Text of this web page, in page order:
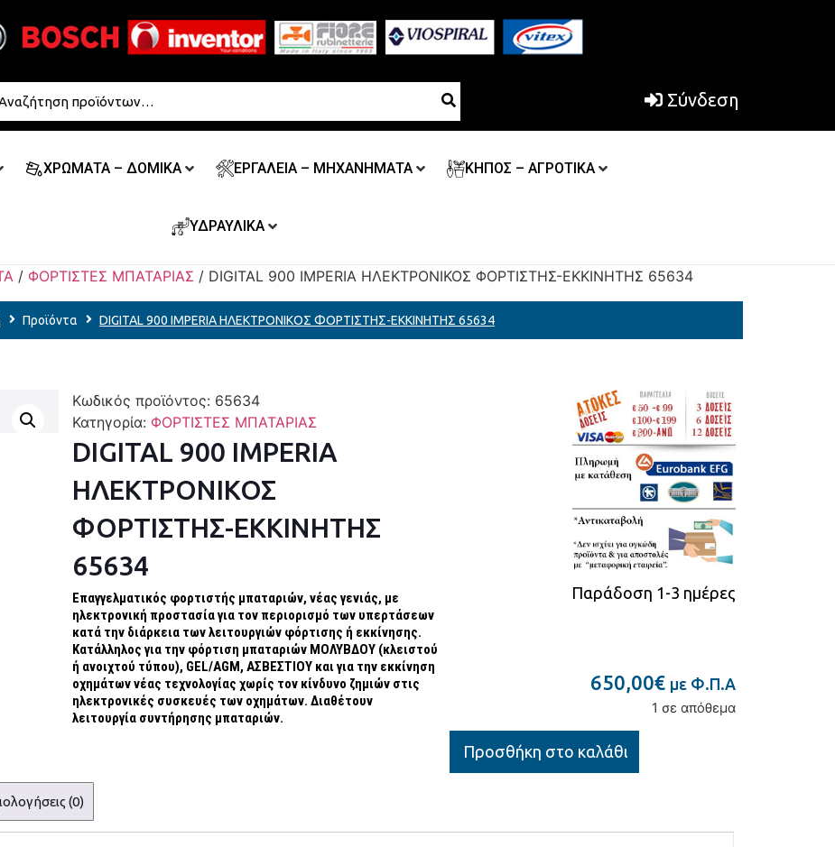
Σύνδεση
ΧΡΩΜΑΤΑ – ΔΟΜΙΚΑ ΕΡΓΑΛΕΙΑ – ΜΗΧΑΝΗΜΑΤΑ ΚΗΠΟΣ – ΑΓΡΟΤΙΚΑ
ΥΔΡΑΥΛΙΚΑ
/ ΦΟΡΤΙΣΤΕΣ ΜΠΑΤΑΡΙΑΣ / DIGITAL 900 IMPERIA ΗΛΕΚΤΡΟΝΙΚΟΣ ΦΟΡΤΙΣΤΗΣ-ΕΚΚΙΝΗΤΗΣ 65634
Προϊόντα DIGITAL 900 IMPERIA ΗΛΕΚΤΡΟΝΙΚΟΣ ΦΟΡΤΙΣΤΗΣ-ΕΚΚΙΝΗΤΗΣ 65634
Κωδικός προϊόντος: 65634
Κατηγορία:ΦΟΡΤΙΣΤΕΣ ΜΠΑΤΑΡΙΑΣ
DIGITAL 900 IMPERIA
ΗΛΕΚΤΡΟΝΙΚΟΣ
ΦΟΡΤΙΣΤΗΣ-ΕΚΚΙΝΗΤΗΣ
65634
Επαγγελματικός φορτιστής μπαταριών, νέας γενιάς, με
ηλεκτρονική προστασία για τον περιορισμό των υπερτάσεων
κατά την διάρκεια των λειτουργιών φόρτισης ή εκκίνησης.
Κατάλληλος για την φόρτιση μπαταριών ΜΟΛΥΒΔΟΥ (κλειστού
ή ανοιχτού τύπου), GEL/AGM, ΑΣΒΕΣΤΙΟΥ και για την εκκίνηση
οχημάτων νέας τεχνολογίας χωρίς τον κίνδυνο ζημιών στις
ηλεκτρονικές συσκευές των οχημάτων. Διαθέτουν
λειτουργία συντήρησης μπαταριών.
Παράδοση 1-3 ημέρες
650,00€ με Φ.Π.Α
1 σε απόθεμα
Προσθήκη στο καλάθι
(0)